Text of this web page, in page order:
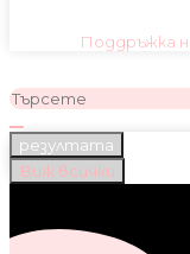
Поддръжка
резултата
Виж всички